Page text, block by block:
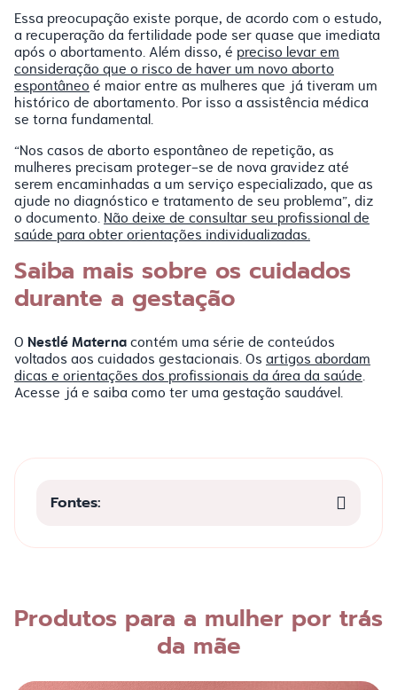
Essa preocupação existe porque, de acordo com o estudo,
a recuperação da fertilidade pode ser quase que imediata
após o abortamento. Além disso, épreciso levar em
consideração que o risco de haver um novo aborto
espontâneoé maior entre as mulheres que já tiveram um
histórico de abortamento. Por isso a assistência médica
se torna fundamental.
“Nos casos de aborto espontâneo de repetição, as
mulheres precisam proteger-se de nova gravidez até
serem encaminhadas a um serviço especializado, que as
ajude no diagnóstico e tratamento de seu problema”, diz
o documento.Não deixe de consultar seu profissional de
saúde para obter orientações individualizadas.
Saiba mais sobre os cuidados
durante a gestação
ONestlé Maternacontém uma série de conteúdos
voltados aos cuidados gestacionais. Osartigos abordam
dicas e orientações dos profissionais da área da saúde.
Acesse já e saiba como ter uma gestação saudável.
Fontes:
Produtos para a mulher por trás
da mãe